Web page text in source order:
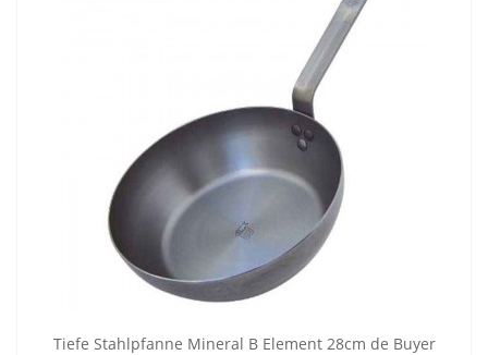
Tiefe Stahlpfanne Mineral B Element 28cm de Buyer